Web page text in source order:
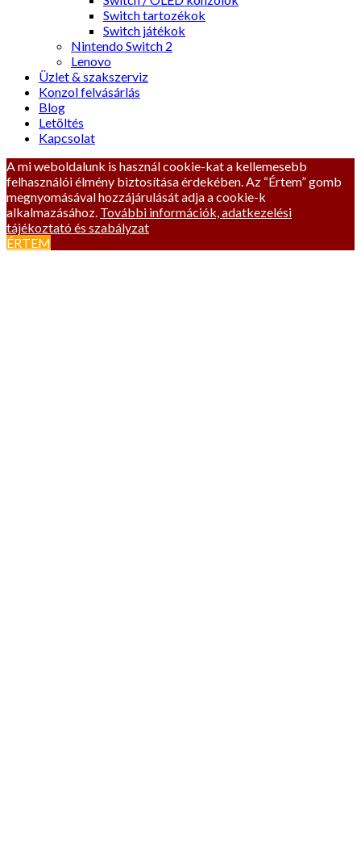
Switch tartozékok
Switch játékok
Nintendo Switch 2
Lenovo
Üzlet & szakszerviz
Konzol felvásárlás
Blog
Letöltés
Kapcsolat
A mi weboldalunk is használ cookie-kat a kellemesebb
felhasználói élmény biztosítása érdekében. Az “Értem” gomb
megnyomásával hozzájárulását adja a cookie-k
alkalmazásához. További információk, adatkezelési
tájékoztató és szabályzat
ÉRTEM